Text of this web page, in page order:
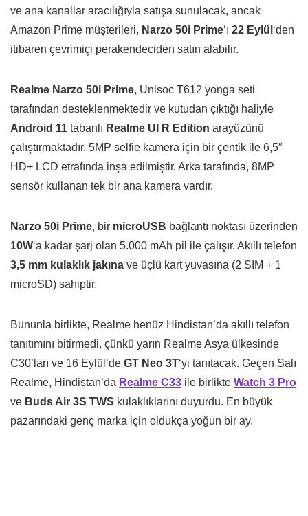
ve ana kanallar aracılığıyla satışa sunulacak, ancak
Amazon Prime müşterileri, Narzo 50i Prime‘ı 22 Eylül ‘den
itibaren çevrimiçi perakendeciden satın alabilir.
Realme Narzo 50i Prime, Unisoc T612 yonga seti
tarafından desteklenmektedir ve kutudan çıktığı haliyle
Android 11 tabanlı Realme UI R Edition arayüzünü
çalıştırmaktadır. 5MP selfie kamera için bir çentik ile 6,5″
HD+ LCD etrafında inşa edilmiştir. Arka tarafında, 8MP
sensör kullanan tek bir ana kamera vardır.
Narzo 50i Prime, bir microUSB bağlantı noktası üzerinden
10W‘a kadar şarj olan 5.000 mAh pil ile çalışır. Akıllı telefon
3,5 mm kulaklık jakına ve üçlü kart yuvasına (2 SIM + 1
microSD) sahiptir.
Bununla birlikte, Realme henüz Hindistan’da akıllı telefon
tanıtımını bitirmedi, çünkü yarın Realme Asya ülkesinde
C30’ları ve 16 Eylül’de GT Neo 3T‘yi tanıtacak. Geçen Salı
Realme, Hindistan’da Realme C33 ile birlikte Watch 3 Pro
ve Buds Air 3S TWS kulaklıklarını duyurdu. En büyük
pazarındaki genç marka için oldukça yoğun bir ay.